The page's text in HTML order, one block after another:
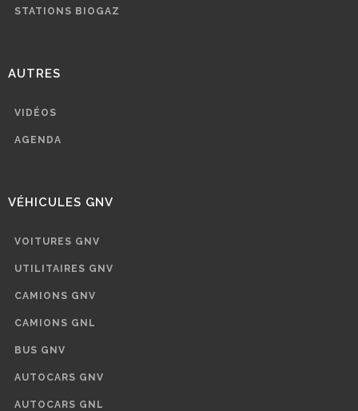
STATIONS BIOGAZ
AUTRES
VIDÉOS
AGENDA
VÉHICULES GNV
VOITURES GNV
UTILITAIRES GNV
CAMIONS GNV
CAMIONS GNL
BUS GNV
AUTOCARS GNV
AUTOCARS GNL